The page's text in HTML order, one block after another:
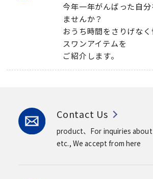
今年一年がんばった自
ませんか？
おうち時間をさりげな
スワンアイテムを
ご紹介します。
Contact Us
product、For inquiries
etc., We accept from here